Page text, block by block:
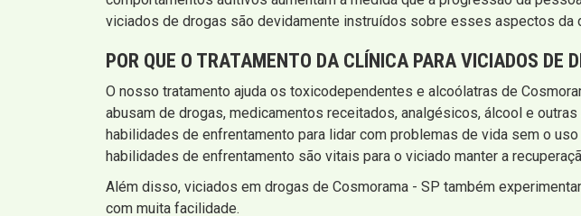
viciados de drogas são devidamente instruídos sobre esses aspectos da
POR QUE O TRATAMENTO DA CLÍNICA PARA VICIADOS DE
O nosso tratamento ajuda os toxicodependentes e alcoólatras de
abusam de drogas, medicamentos receitados, analgésicos, álcool e
habilidades de enfrentamento para lidar com problemas de vida sem o
habilidades de enfrentamento são vitais para o viciado manter a
Além disso, viciados em drogas de Cosmorama - SP também
com muita facilidade.